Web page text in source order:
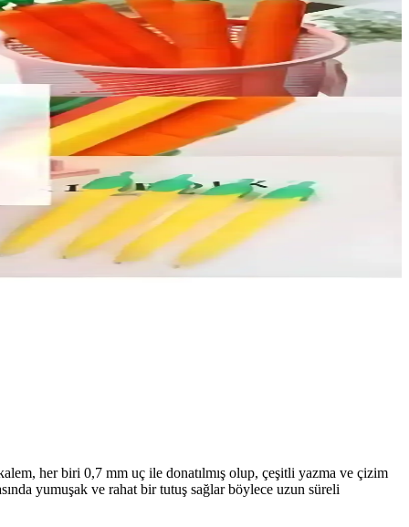
her biri 0,7 mm uç ile donatılmış olup, çeşitli yazma ve çizim
yumuşak ve rahat bir tutuş sağlar böylece uzun süreli